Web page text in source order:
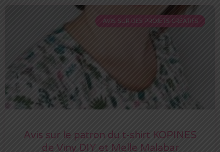
AVIS SUR DES PROJETS CRÉATIFS
Avis sur le patron du t-shirt KOPINES
de Viny DIY et Melle Malabar